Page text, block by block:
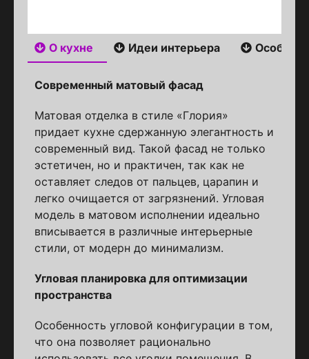
О кухне Идеи интерьера
Современный матовый фасад
Матовая отделка в стиле «Глория»
придает кухне сдержанную элегантность и
современный вид. Такой фасад не только
эстетичен, но и практичен, так как не
оставляет следов от пальцев, царапин и
легко очищается от загрязнений. Угловая
модель в матовом исполнении идеально
вписывается в различные интерьерные
стили, от модерн до минимализм.
Угловая планировка для оптимизации
пространства
Особенность угловой конфигурации в том,
что она позволяет рационально